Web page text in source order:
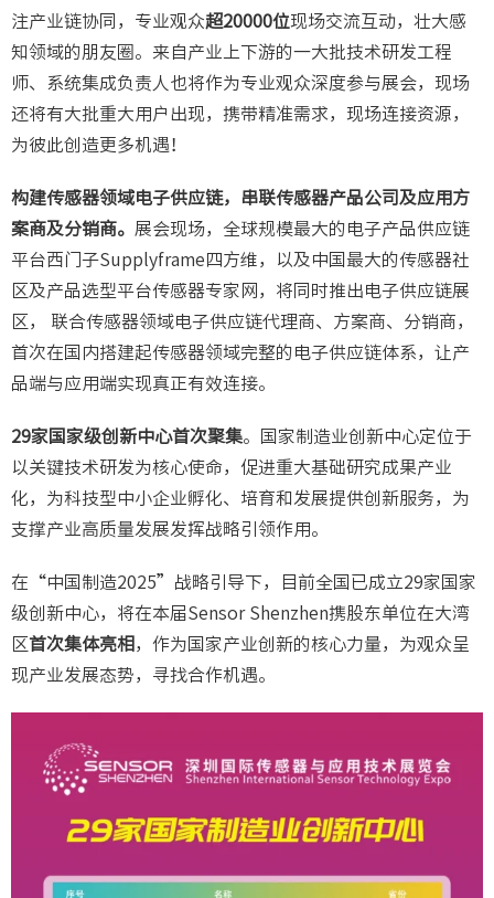
注产业链协同，专业观众超20000位现场交流互动，壮大感
知领域的朋友圈。来自产业上下游的一大批技术研发工程
师、系统集成负责人也将作为专业观众深度参与展会，现场
还将有大批重大用户出现，携带精准需求，现场连接资源，
为彼此创造更多机遇！
构建传感器领域电子供应链，串联传感器产品公司及应用方
案商及分销商。 展会现场，全球规模最大的电子产品供应链
平台西门子Supplyframe四方维，以及中国最大的传感器社
区及产品选型平台传感器专家网，将同时推出电子供应链展
区， 联合传感器领域电子供应链代理商、方案商、分销商，
首次在国内搭建起传感器领域完整的电子供应链体系，让产
品端与应用端实现真正有效连接。
29家国家级创新中心首次聚集。国家制造业创新中心定位于
以关键技术研发为核心使命，促进重大基础研究成果产业
化，为科技型中小企业孵化、培育和发展提供创新服务，为
支撑产业高质量发展发挥战略引领作用。
在“中国制造2025”战略引导下，目前全国已成立29家国家
级创新中心，将在本届Sensor Shenzhen携股东单位在大湾
区首次集体亮相 ，作为国家产业创新的核心力量，为观众呈
现产业发展态势，寻找合作机遇。